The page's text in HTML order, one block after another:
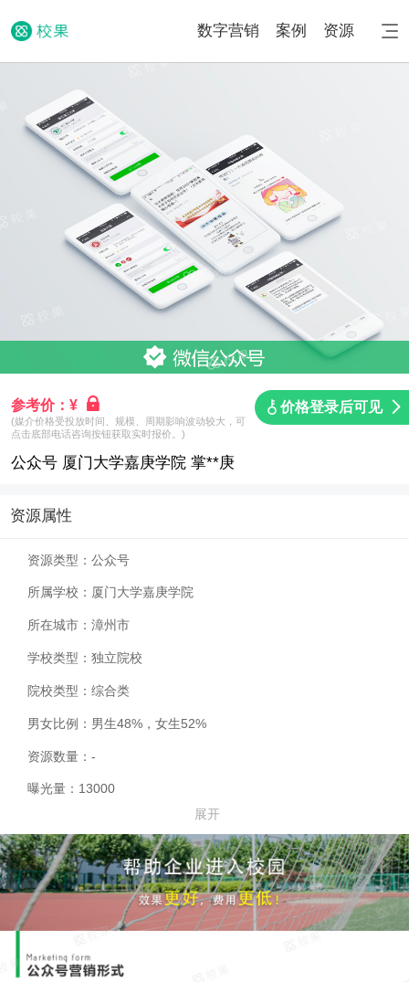
数字营销 案例 资源
参考价：¥ 价格登录后可见
(媒介价格受投放时间、规模、周期影响波动较大，可
点击底部电话咨询按钮获取实时报价。)
公众号 厦门大学嘉庚学院 掌**庚
资源属性
资源类型： 公众号
所属学校： 厦门大学嘉庚学院
所在城市： 漳州市
学校类型： 独立院校
院校类型： 综合类
男女比例： 男生48%，女生52%
资源数量： -
曝光量： 13000
展开